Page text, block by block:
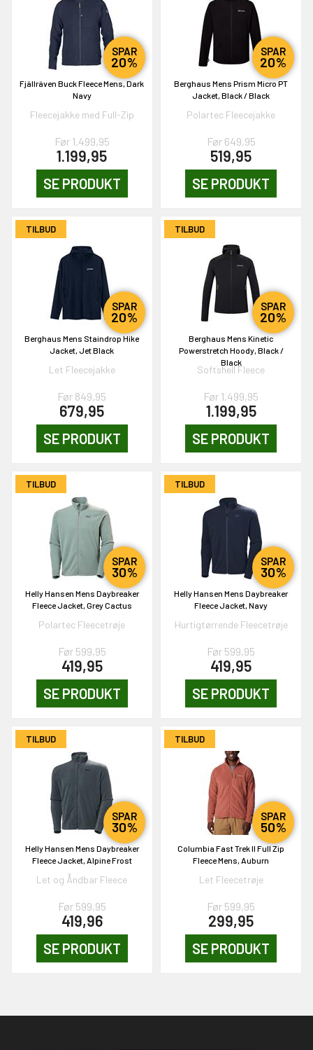
SPAR
20%
Fjällräven Buck Fleece Mens, Dark
Navy
Fleecejakke med Full-Zip
Før 1.499,95
1.199,95
SE PRODUKT
SPAR
20%
Berghaus Mens Prism Micro PT
Jacket, Black / Black
Polartec Fleecejakke
Før 649,95
519,95
SE PRODUKT
TILBUD
SPAR
20%
Berghaus Mens Staindrop Hike
Jacket, Jet Black
Let Fleecejakke
Før 849,95
679,95
SE PRODUKT
TILBUD
SPAR
20%
Berghaus Mens Kinetic
Powerstretch Hoody, Black /
Black
Softshell Fleece
Før 1.499,95
1.199,95
SE PRODUKT
TILBUD
SPAR
30%
Helly Hansen Mens Daybreaker
Fleece Jacket, Grey Cactus
Polartec Fleecetrøje
Før 599,95
419,95
SE PRODUKT
TILBUD
SPAR
30%
Helly Hansen Mens Daybreaker
Fleece Jacket, Navy
Hurtigtørrende Fleecetrøje
Før 599,95
419,95
SE PRODUKT
TILBUD
SPAR
30%
Helly Hansen Mens Daybreaker
Fleece Jacket, Alpine Frost
Let og Åndbar Fleece
Før 599,95
419,96
SE PRODUKT
TILBUD
SPAR
50%
Columbia Fast Trek II Full Zip
Fleece Mens, Auburn
Let Fleecetrøje
Før 599,95
299,95
SE PRODUKT
PÅ
om et gavekort på
om måneden
VIND!
DELTAG!